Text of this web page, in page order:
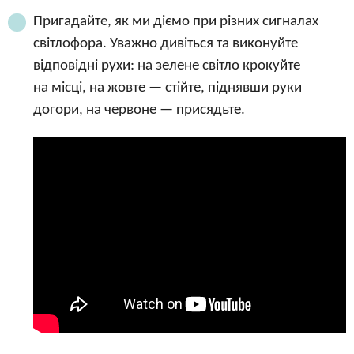
Пригадайте, як ми діємо при різних сигналах
світлофора. Уважно дивіться та виконуйте
відповідні рухи: на зелене світло крокуйте
на місці, на жовте — стійте, піднявши руки
догори, на червоне — присядьте.